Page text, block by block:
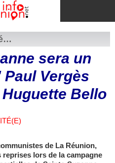
sera un
Vergès
Bello
de La Réunion,
lors de la campagne